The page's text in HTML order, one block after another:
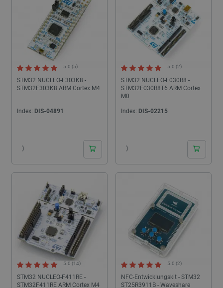
STM32 NUCLEO-F303K8 -
STM32F303K8 ARM Cortex M4
5.0 (5)
Index: DIS-04891
STM32 NUCLEO-F030R8 -
STM32F030R8T6 ARM Cortex
M0
5.0 (2)
Index: DIS-02215
STM32 NUCLEO-F411RE -
STM32F411RE ARM Cortex M4
5.0 (14)
NFC-Entwicklungskit - STM32
ST25R3911B - Waveshare
5.0 (2)